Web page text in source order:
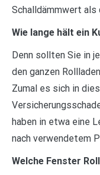
Schalldämmwert als
Wie lange hält ein
Denn sollten Sie in
den ganzen
Zumal es sich in
haben in etwa eine
nach verwendetem
Welche Fenster